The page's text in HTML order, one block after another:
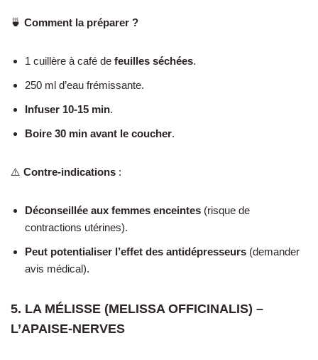
🍵 Comment la préparer ?
1 cuillère à café de feuilles séchées.
250 ml d’eau frémissante.
Infuser 10-15 min.
Boire 30 min avant le coucher.
⚠️ Contre-indications :
Déconseillée aux femmes enceintes (risque de
contractions utérines).
Peut potentialiser l’effet des antidépresseurs (demander
avis médical).
5. LA MÉLISSE (MELISSA OFFICINALIS) –
L’APAISE-NERVES